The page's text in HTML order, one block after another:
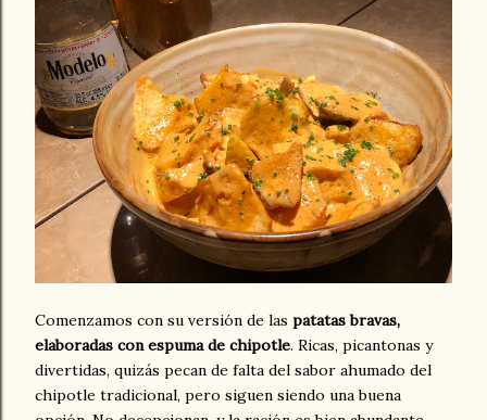
Comenzamos con su versión de las patatas bravas,
elaboradas con espuma de chipotle. Ricas, picantonas y
divertidas, quizás pecan de falta del sabor ahumado del
chipotle tradicional, pero siguen siendo una buena